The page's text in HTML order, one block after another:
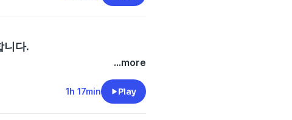
니다.
...more
1h 17min Play